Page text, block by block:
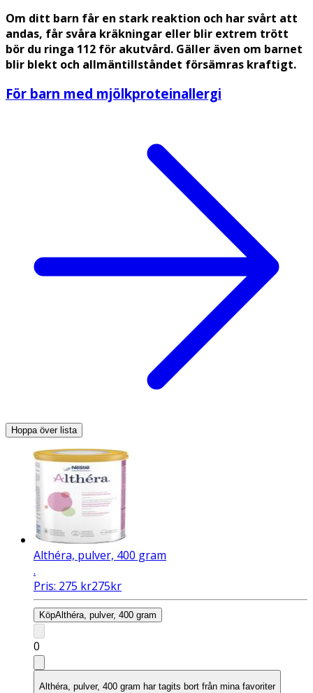
Om ditt barn får en stark reaktion och har svårt att
andas, får svåra kräkningar eller blir extrem trött
bör du ringa 112 för akutvård. Gäller även om barnet
blir blekt och allmäntillståndet försämras kraftigt.
För barn med mjölkproteinallergi
Hoppa över lista
Althéra, pulver, 400 gram
.
Pris: 275 kr275kr
KöpAlthéra, pulver, 400 gram
0
Althéra, pulver, 400 gram har tagits bort från mina favoriter